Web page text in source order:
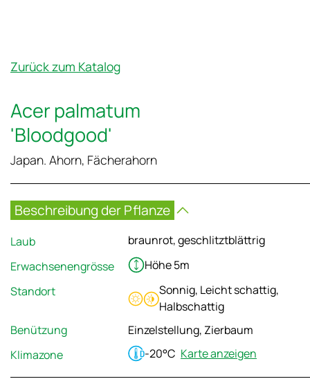
Zurück zum Katalog
Acer palmatum
'Bloodgood'
Japan. Ahorn, Fächerahorn
Beschreibung der Pflanze
Laub
braunrot, geschlitztblättrig
Erwachsenengrösse
Höhe 5m
Standort
Sonnig, Leicht schattig,
Halbschattig
Benützung
Einzelstellung, Zierbaum
Klimazone
-20°C Karte anzeigen